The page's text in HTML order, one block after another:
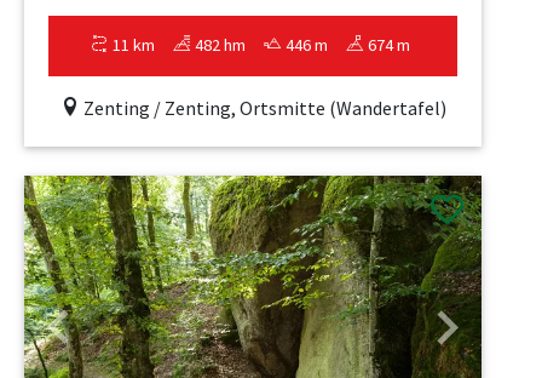
11 km 482 hm 446 m 674 m
Zenting / Zenting, Ortsmitte (Wandertafel)
Previous Next